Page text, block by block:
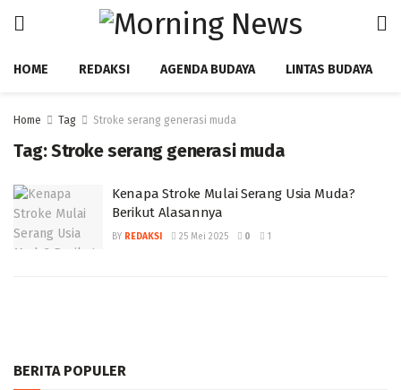
HOME REDAKSI AGENDA BUDAYA LINTAS BUDAYA
Home Tag Stroke serang generasi muda
Tag:Stroke serang generasi muda
Kenapa Stroke Mulai Serang Usia Muda?
Berikut Alasannya ‎
BY REDAKSI 25 Mei 2025 0 1
BERITA POPULER